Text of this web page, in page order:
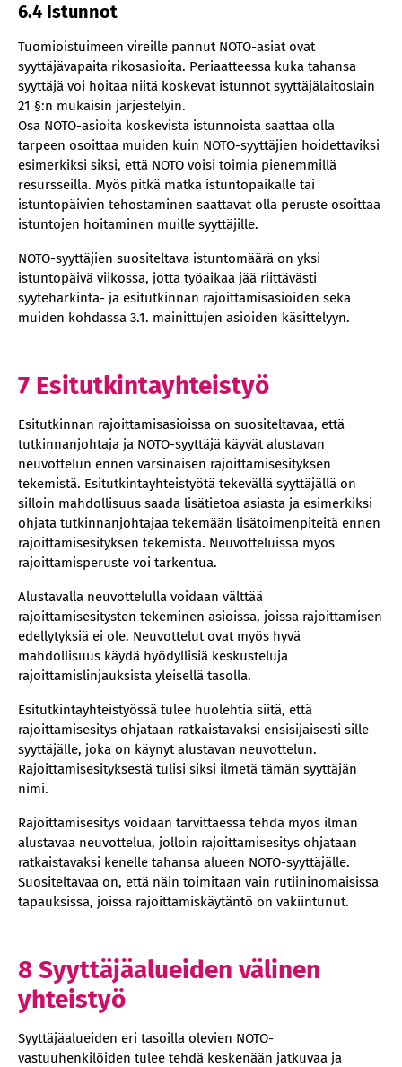
6.4 Istunnot
Tuomioistuimeen vireille pannut NOTO-asiat ovat
syyttäjävapaita rikosasioita. Periaatteessa kuka tahansa
syyttäjä voi hoitaa niitä koskevat istunnot syyttäjälaitoslain
21 §:n mukaisin järjestelyin.
Osa NOTO-asioita koskevista istunnoista saattaa olla
tarpeen osoittaa muiden kuin NOTO-syyttäjien hoidettaviksi
esimerkiksi siksi, että NOTO voisi toimia pienemmillä
resursseilla. Myös pitkä matka istuntopaikalle tai
istuntopäivien tehostaminen saattavat olla peruste osoittaa
istuntojen hoitaminen muille syyttäjille.
NOTO-syyttäjien suositeltava istuntomäärä on yksi
istuntopäivä viikossa, jotta työaikaa jää riittävästi
syyteharkinta- ja esitutkinnan rajoittamisasioiden sekä
muiden kohdassa 3.1. mainittujen asioiden käsittelyyn.
7 Esitutkintayhteistyö
Esitutkinnan rajoittamisasioissa on suositeltavaa, että
tutkinnanjohtaja ja NOTO-syyttäjä käyvät alustavan
neuvottelun ennen varsinaisen rajoittamisesityksen
tekemistä. Esitutkintayhteistyötä tekevällä syyttäjällä on
silloin mahdollisuus saada lisätietoa asiasta ja esimerkiksi
ohjata tutkinnanjohtajaa tekemään lisätoimenpiteitä ennen
rajoittamisesityksen tekemistä. Neuvotteluissa myös
rajoittamisperuste voi tarkentua.
Alustavalla neuvottelulla voidaan välttää
rajoittamisesitysten tekeminen asioissa, joissa rajoittamisen
edellytyksiä ei ole. Neuvottelut ovat myös hyvä
mahdollisuus käydä hyödyllisiä keskusteluja
rajoittamislinjauksista yleisellä tasolla.
Esitutkintayhteistyössä tulee huolehtia siitä, että
rajoittamisesitys ohjataan ratkaistavaksi ensisijaisesti sille
syyttäjälle, joka on käynyt alustavan neuvottelun.
Rajoittamisesityksestä tulisi siksi ilmetä tämän syyttäjän
nimi.
Rajoittamisesitys voidaan tarvittaessa tehdä myös ilman
alustavaa neuvottelua, jolloin rajoittamisesitys ohjataan
ratkaistavaksi kenelle tahansa alueen NOTO-syyttäjälle.
Suositeltavaa on, että näin toimitaan vain rutiininomaisissa
tapauksissa, joissa rajoittamiskäytäntö on vakiintunut.
8 Syyttäjäalueiden välinen
yhteistyö
Syyttäjäalueiden eri tasoilla olevien NOTO-
vastuuhenkilöiden tulee tehdä keskenään jatkuvaa ja